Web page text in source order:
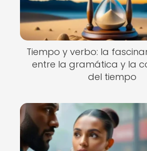
Tiempo y verbo: la
entre la gramática y la
del tiempo